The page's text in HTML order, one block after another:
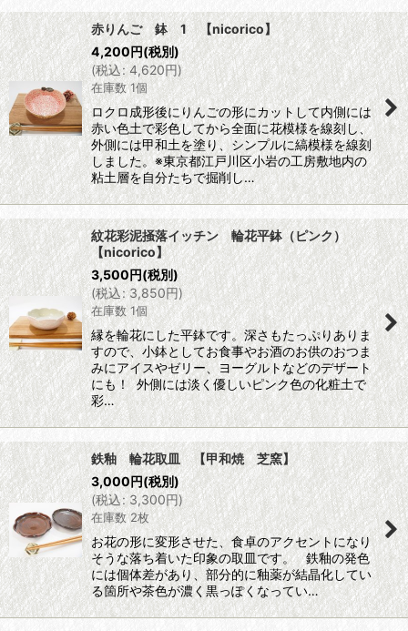
赤りんご 鉢 1 【nicorico】
4,200円(税別)
(税込: 4,620円)
在庫数 1個
ロクロ成形後にりんごの形にカットして内側には
赤い色土で彩色してから全面に花模様を線刻し、
外側には甲和土を塗り、シンプルに縞模様を線刻
しました。※東京都江戸川区小岩の工房敷地内の
粘土層を自分たちで掘削し…
紋花彩泥掻落イッチン 輪花平鉢（ピンク）
【nicorico】
3,500円(税別)
(税込: 3,850円)
在庫数 1個
縁を輪花にした平鉢です。深さもたっぷりありま
すので、小鉢としてお食事やお酒のお供のおつま
みにアイスやゼリー、ヨーグルトなどのデザート
にも！ 外側には淡く優しいピンク色の化粧土で
彩…
鉄釉 輪花取皿 【甲和焼 芝窯】
3,000円(税別)
(税込: 3,300円)
在庫数 2枚
お花の形に変形させた、食卓のアクセントになり
そうな落ち着いた印象の取皿です。 鉄釉の発色
には個体差があり、部分的に釉薬が結晶化してい
る箇所や茶色が濃く黒っぽくなってい…